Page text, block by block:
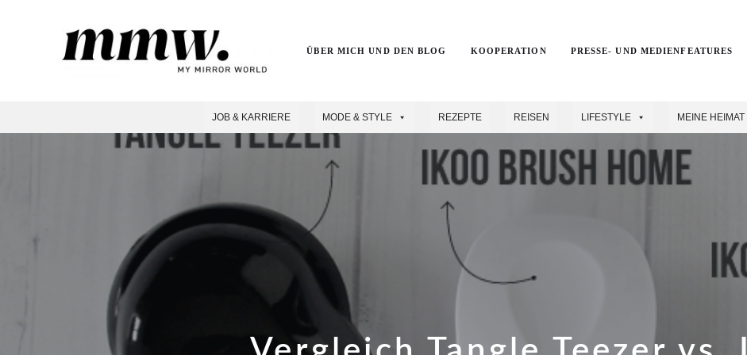
ÜBER MICH UND DEN BLOG KOOPERATION PRESSE- UND MEDIENFEATURES
JOB & KARRIERE MODE & STYLE REZEPTE REISEN LIFESTYLE MEINE HEIMAT